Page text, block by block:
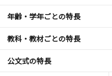
年齢・学年ごとの特長
教科・教材ごとの特長
公文式の特長